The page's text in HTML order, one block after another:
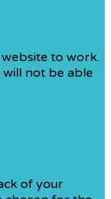
to work.
will not be able
of your